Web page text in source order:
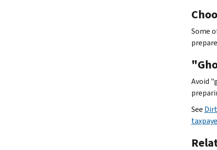
Some
Avoid
See